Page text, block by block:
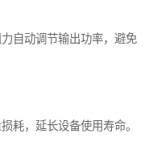
自动调节输出功率，避免
耗，延长设备使用寿命。